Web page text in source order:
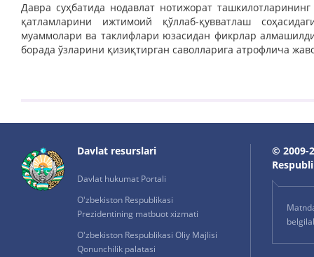
Давра суҳбатида нодавлат нотижорат
қатламларини ижтимоий қўллаб-қувватлаш
муаммолари ва таклифлари юзасидан фикрлар
борада ўзларини қизиқтирган саволларига атрофлича
Davlat resurslari
Davlat hukumat Portali
O'zbekiston Respublikasi
Prezidentining matbuot xizmati
O'zbekiston Respublikasi Oliy Majlisi
Qonunchilik palatasi
© 2009-